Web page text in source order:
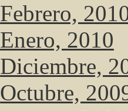
Febrero,
Enero, 2010
Diciembre,
Octubre,